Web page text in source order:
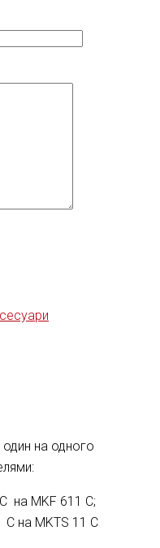
один на одного
на MKF 611 C;
C на MKTS 11 C